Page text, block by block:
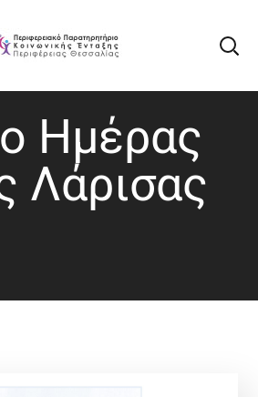
Ημέρας
Λάρισας